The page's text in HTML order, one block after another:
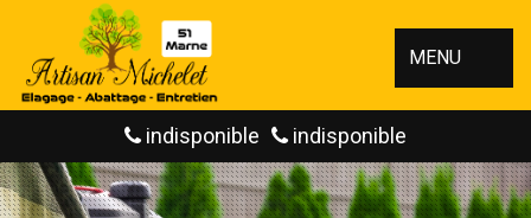
MENU
indisponible indisponible